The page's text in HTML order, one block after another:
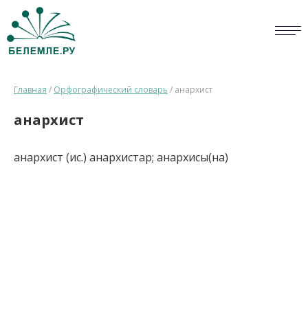
ОПРОС
СПРАВКА
Главная / Орфографический словарь / анархист
анархист
анархист (ис.) анархистар; анархисы(на)